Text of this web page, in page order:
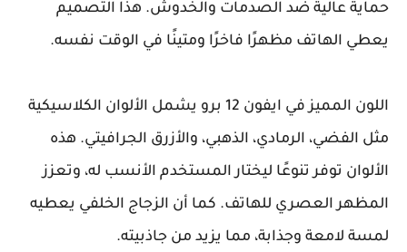
حماية عالية ضد الصدمات والخدوش. هذا التصميم
يعطي الهاتف مظهرًا فاخرًا ومتينًا في الوقت نفسه.
اللون المميز في ايفون 12 برو يشمل الألوان الكلاسيكية
مثل الفضي، الرمادي، الذهبي، والأزرق الجرافيتي. هذه
الألوان توفر تنوعًا ليختار المستخدم الأنسب له، وتعزز
المظهر العصري للهاتف. كما أن الزجاج الخلفي يعطيه
لمسة لامعة وجذابة، مما يزيد من جاذبيته.